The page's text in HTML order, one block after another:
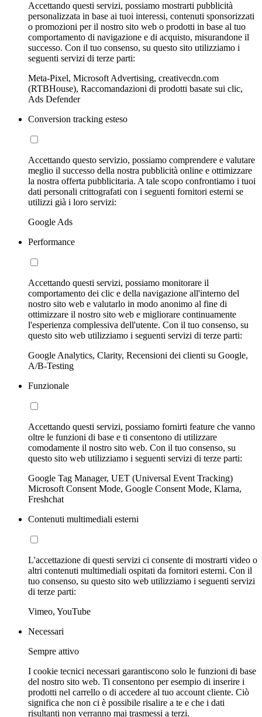
Accettando questi servizi, possiamo mostrarti pubblicità
personalizzata in base ai tuoi interessi, contenuti sponsorizzati
o promozioni per il nostro sito web o prodotti in base al tuo
comportamento di navigazione e di acquisto, misurandone il
successo. Con il tuo consenso, su questo sito utilizziamo i
seguenti servizi di terze parti:
Meta-Pixel, Microsoft Advertising, creativecdn.com
(RTBHouse), Raccomandazioni di prodotti basate sui clic,
Ads Defender
Conversion tracking esteso
Accettando questo servizio, possiamo comprendere e valutare
meglio il successo della nostra pubblicità online e ottimizzare
la nostra offerta pubblicitaria. A tale scopo confrontiamo i tuoi
dati personali crittografati con i seguenti fornitori esterni se
utilizzi già i loro servizi:
Google Ads
Performance
Accettando questi servizi, possiamo monitorare il
comportamento dei clic e della navigazione all'interno del
nostro sito web e valutarlo in modo anonimo al fine di
ottimizzare il nostro sito web e migliorare continuamente
l'esperienza complessiva dell'utente. Con il tuo consenso, su
questo sito web utilizziamo i seguenti servizi di terze parti:
Google Analytics, Clarity, Recensioni dei clienti su Google,
A/B-Testing
Funzionale
Accettando questi servizi, possiamo fornirti feature che vanno
oltre le funzioni di base e ti consentono di utilizzare
comodamente il nostro sito web. Con il tuo consenso, su
questo sito web utilizziamo i seguenti servizi di terze parti:
Google Tag Manager, UET (Universal Event Tracking)
Microsoft Consent Mode, Google Consent Mode, Klarna,
Freshchat
Contenuti multimediali esterni
L'accettazione di questi servizi ci consente di mostrarti video o
altri contenuti multimediali ospitati da fornitori esterni. Con il
tuo consenso, su questo sito web utilizziamo i seguenti servizi
di terze parti:
Vimeo, YouTube
Necessari
Sempre attivo
I cookie tecnici necessari garantiscono solo le funzioni di base
del nostro sito web. Ti consentono per esempio di inserire i
prodotti nel carrello o di accedere al tuo account cliente. Ciò
significa che non ci è possibile risalire a te e che i dati
risultanti non verranno mai trasmessi a terzi.